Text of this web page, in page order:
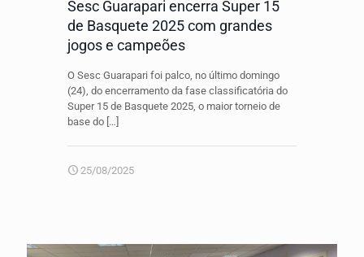
Sesc Guarapari encerra Super 15
de Basquete 2025 com grandes
jogos e campeões
O Sesc Guarapari foi palco, no último domingo
(24), do encerramento da fase classificatória do
Super 15 de Basquete 2025, o maior torneio de
base do […]
25/08/2025